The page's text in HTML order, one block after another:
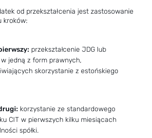
od przekształcenia jest zastosowanie
kroków:
przekształcenie JDG lub
w jedną z form prawnych,
skorzystanie z estońskiego
korzystanie ze standardowego
CIT w pierwszych kilku miesiącach
spółki.